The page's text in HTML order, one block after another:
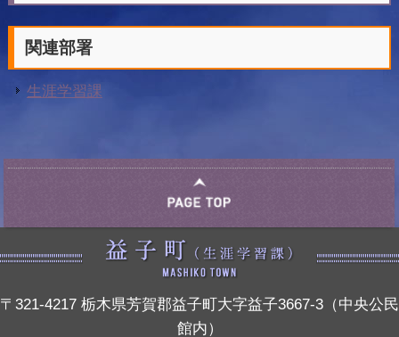
関連部署
生涯学習課
〒321-4217 栃木県芳賀郡益子町大字益子3667-3（中央公民
館内）